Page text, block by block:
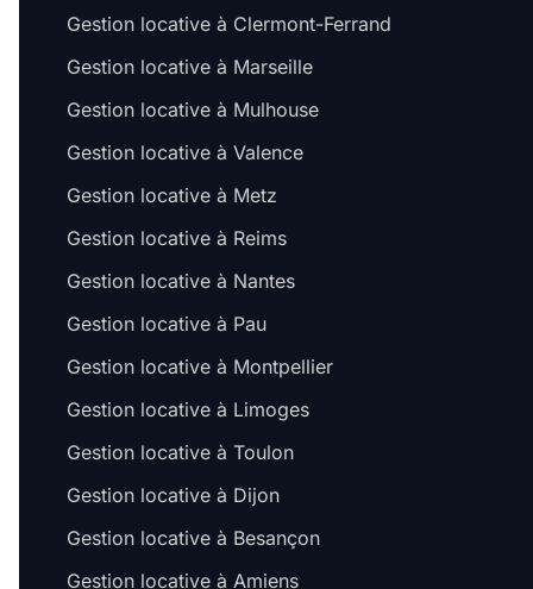
Gestion locative à Clermont-Ferrand
Gestion locative à Marseille
Gestion locative à Mulhouse
Gestion locative à Valence
Gestion locative à Metz
Gestion locative à Reims
Gestion locative à Nantes
Gestion locative à Pau
Gestion locative à Montpellier
Gestion locative à Limoges
Gestion locative à Toulon
Gestion locative à Dijon
Gestion locative à Besançon
Gestion locative à Amiens